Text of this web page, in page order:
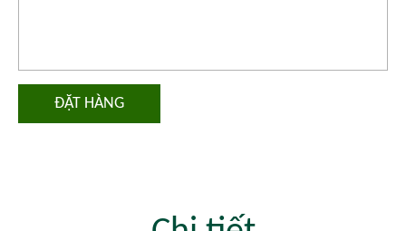
ĐẶT HÀNG